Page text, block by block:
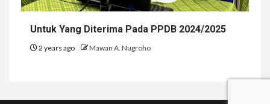
Untuk Yang Diterima Pada PPDB 2024/2025
2 years ago Mawan A. Nugroho